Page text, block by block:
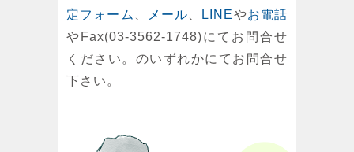
定フォーム
メール LINEやお電話
やFax(03-3562-1748)にてお問合せ
ください。のいずれかにてお問合せ
下さい。